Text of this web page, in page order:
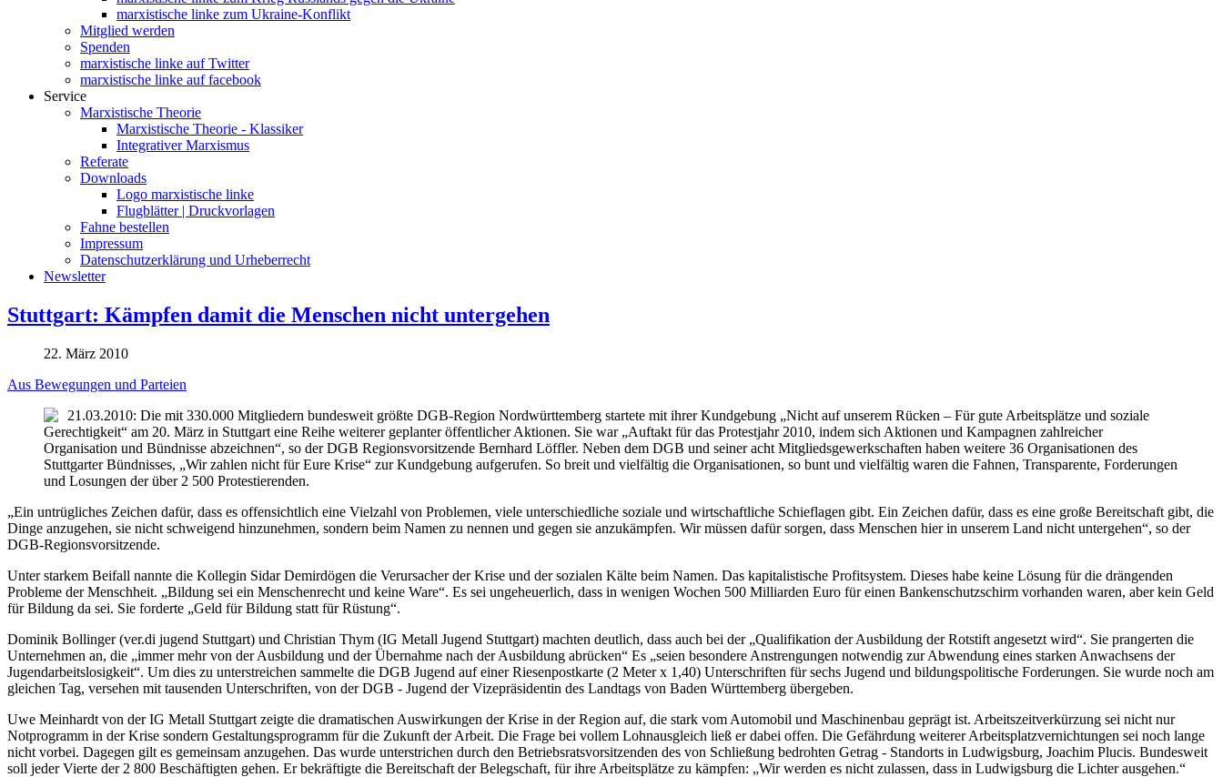
marxistische linke zum Ukraine-Konflikt
Mitglied werden
Spenden
marxistische linke auf Twitter
marxistische linke auf facebook
Service
Marxistische Theorie
Marxistische Theorie - Klassiker
Integrativer Marxismus
Referate
Downloads
Logo marxistische linke
Flugblätter | Druckvorlagen
Fahne bestellen
Impressum
Datenschutzerklärung und Urheberrecht
Newsletter
Stuttgart: Kämpfen damit die Menschen nicht untergehen
22. März 2010
Aus Bewegungen und Parteien
21.03.2010: Die mit 330.000 Mitgliedern bundesweit größte DGB-Region Nordwürttemberg startete mit ihrer Kundgebung „Nicht auf unserem Rücken – Für gute Arbeitsplätze und soziale
Gerechtigkeit“ am 20. März in Stuttgart eine Reihe weiterer geplanter öffentlicher Aktionen. Sie war „Auftakt für das Protestjahr 2010, indem sich Aktionen und Kampagnen zahlreicher
Organisation und Bündnisse abzeichnen“, so der DGB Regionsvorsitzende Bernhard Löffler. Neben dem DGB und seiner acht Mitgliedsgewerkschaften haben weitere 36 Organisationen des
Stuttgarter Bündnisses, „Wir zahlen nicht für Eure Krise“ zur Kundgebung aufgerufen. So breit und vielfältig die Organisationen, so bunt und vielfältig waren die Fahnen, Transparente, Forderungen
und Losungen der über 2 500 Protestierenden.
„Ein untrügliches Zeichen dafür, dass es offensichtlich eine Vielzahl von Problemen, viele unterschiedliche soziale und wirtschaftliche Schieflagen gibt. Ein Zeichen dafür, dass es eine große Bereitschaft gibt, die
Dinge anzugehen, sie nicht schweigend hinzunehmen, sondern beim Namen zu nennen und gegen sie anzukämpfen. Wir müssen dafür sorgen, dass Menschen hier in unserem Land nicht untergehen“, so der
DGB-Regionsvorsitzende.
Unter starkem Beifall nannte die Kollegin Sidar Demirdögen die Verursacher der Krise und der sozialen Kälte beim Namen. Das kapitalistische Profitsystem. Dieses habe keine Lösung für die drängenden
Probleme der Menschheit. „Bildung sei ein Menschenrecht und keine Ware“. Es sei ungeheuerlich, dass in wenigen Wochen 500 Milliarden Euro für einen Bankenschutzschirm vorhanden waren, aber kein Geld
für Bildung da sei. Sie forderte „Geld für Bildung statt für Rüstung“.
Dominik Bollinger (ver.di jugend Stuttgart) und Christian Thym (IG Metall Jugend Stuttgart) machten deutlich, dass auch bei der „Qualifikation der Ausbildung der Rotstift angesetzt wird“. Sie prangerten die
Unternehmen an, die „immer mehr von der Ausbildung und der Übernahme nach der Ausbildung abrücken“ Es „seien besondere Anstrengungen notwendig zur Abwendung eines starken Anwachsens der
Jugendarbeitslosigkeit“. Um dies zu unterstreichen sammelte die DGB Jugend auf einer Riesenpostkarte (2 Meter x 1,40) Unterschriften für sechs Jugend und bildungspolitische Forderungen. Sie wurde noch am
gleichen Tag, versehen mit tausenden Unterschriften, von der DGB - Jugend der Vizepräsidentin des Landtags von Baden Württemberg übergeben.
Uwe Meinhardt von der IG Metall Stuttgart zeigte die dramatischen Auswirkungen der Krise in der Region auf, die stark vom Automobil und Maschinenbau geprägt ist. Arbeitszeitverkürzung sei nicht nur
Notprogramm in der Krise sondern Gestaltungsprogramm für die Zukunft der Arbeit. Die Frage bei vollem Lohnausgleich ließ er dabei offen. Die Gefährdung weiterer Arbeitsplatzvernichtungen sei noch lange
nicht vorbei. Dagegen gilt es gemeinsam anzugehen. Das wurde unterstrichen durch den Betriebsratsvorsitzenden des von Schließung bedrohten Getrag - Standorts in Ludwigsburg, Joachim Plucis. Bundesweit
soll jeder Vierte der 2 800 Beschäftigten gehen. Er bekräftigte die Bereitschaft der Belegschaft, für ihre Arbeitsplätze zu kämpfen: „Wir werden es nicht zulassen, dass in Ludwigsburg die Lichter ausgehen.“